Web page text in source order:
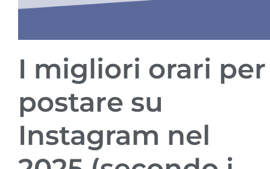
I migliori orari per
postare su
Instagram nel